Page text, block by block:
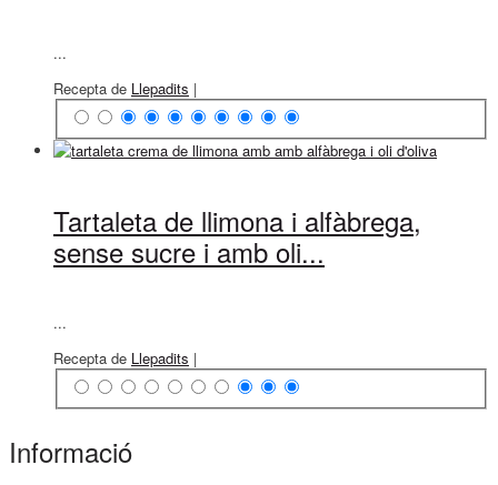
...
Recepta de Llepadits |
Tartaleta de llimona i alfàbrega,
sense sucre i amb oli...
...
Recepta de Llepadits |
Informació